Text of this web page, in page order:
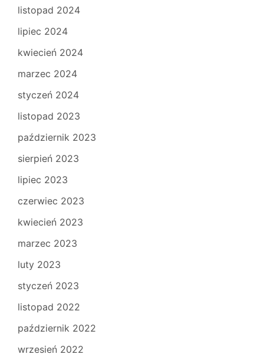
listopad 2024
lipiec 2024
kwiecień 2024
marzec 2024
styczeń 2024
listopad 2023
październik 2023
sierpień 2023
lipiec 2023
czerwiec 2023
kwiecień 2023
marzec 2023
luty 2023
styczeń 2023
listopad 2022
październik 2022
wrzesień 2022